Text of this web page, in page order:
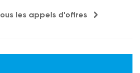
les appels d'offres